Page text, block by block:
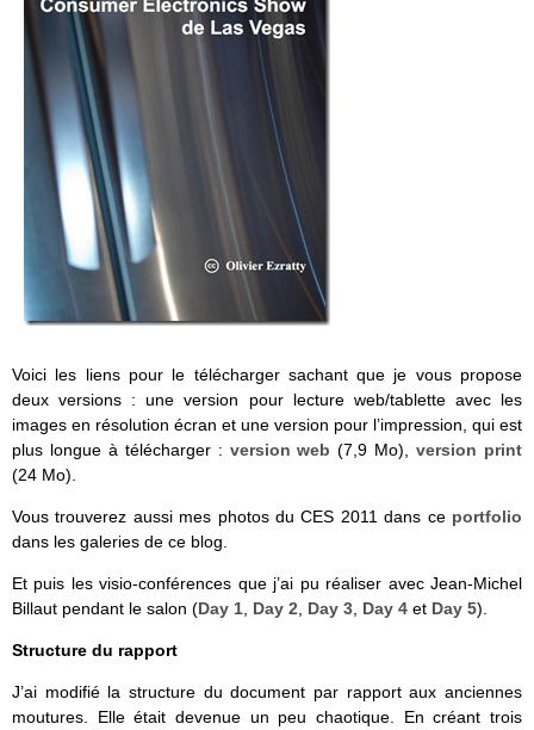
Voici les liens pour le télécharger sachant que je vous propose
deux versions : une version pour lecture web/tablette avec les
images en résolution écran et une version pour l’impression, qui est
plus longue à télécharger : version web (7,9 Mo),version print
(24 Mo).
Vous trouverez aussi mes photos du CES 2011 dans ce portfolio
dans les galeries de ce blog.
Et puis les visio-conférences que j’ai pu réaliser avec Jean-Michel
Billaut pendant le salon (Day 1 Day 2 Day 3 Day 4 et Day 5).
Structure du rapport
J’ai modifié la structure du document par rapport aux anciennes
moutures. Elle était devenue un peu chaotique. En créant trois